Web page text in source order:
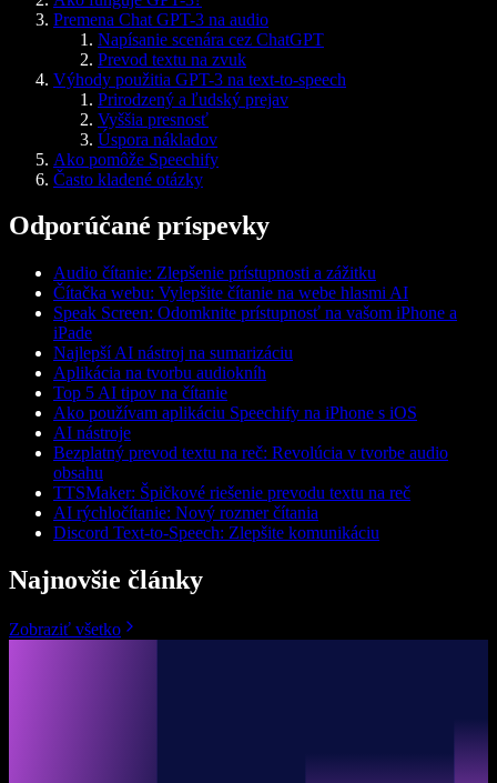
Premena Chat GPT-3 na audio
Napísanie scenára cez ChatGPT
Prevod textu na zvuk
Výhody použitia GPT-3 na text-to-speech
Prirodzený a ľudský prejav
Vyššia presnosť
Úspora nákladov
Ako pomôže Speechify
Často kladené otázky
Odporúčané príspevky
Audio čítanie: Zlepšenie prístupnosti a zážitku
Čítačka webu: Vylepšite čítanie na webe hlasmi AI
Speak Screen: Odomknite prístupnosť na vašom iPhone a
iPade
Najlepší AI nástroj na sumarizáciu
Aplikácia na tvorbu audiokníh
Top 5 AI tipov na čítanie
Ako používam aplikáciu Speechify na iPhone s iOS
AI nástroje
Bezplatný prevod textu na reč: Revolúcia v tvorbe audio
obsahu
TTSMaker: Špičkové riešenie prevodu textu na reč
AI rýchločítanie: Nový rozmer čítania
Discord Text-to-Speech: Zlepšite komunikáciu
Najnovšie články
Zobraziť všetko